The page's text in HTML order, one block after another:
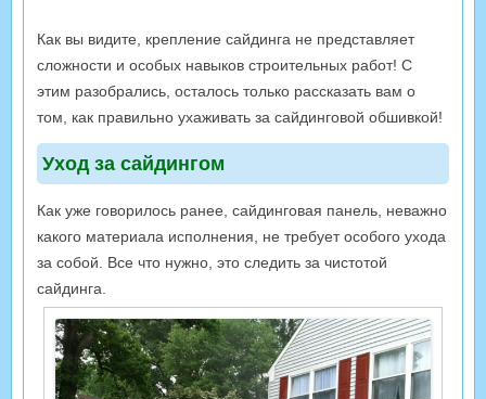
Как вы видите, крепление сайдинга не представляет
сложности и особых навыков строительных работ! С
этим разобрались, осталось только рассказать вам о
том, как правильно ухаживать за сайдинговой обшивкой!
Уход за сайдингом
Как уже говорилось ранее, сайдинговая панель, неважно
какого материала исполнения, не требует особого ухода
за собой. Все что нужно, это следить за чистотой
сайдинга.